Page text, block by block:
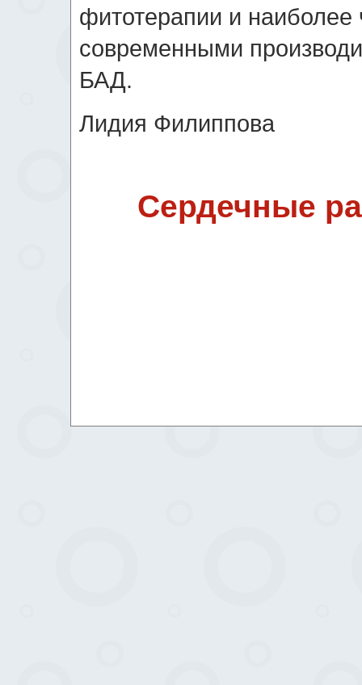
фитотерапии и наиболее
современными
БАД.
Лидия Филиппова
Сердечные